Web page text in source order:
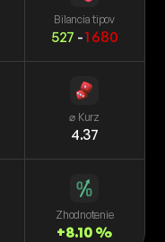
Bilancia tipov
527 -1 680
⌀ Kurz
4.37
Zhodnotenie
+8.10 %